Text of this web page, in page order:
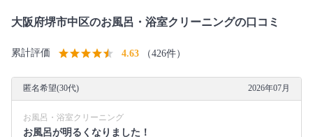
大阪府堺市中区のお風呂・浴室クリーニングの口コミ
累計評価 4.63 （426件）
匿名希望(30代) 2026年07月
お風呂・浴室クリーニング
お風呂が明るくなりました！